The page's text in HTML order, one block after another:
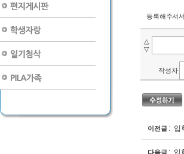
등록해주셔
△
▽
작성자
이전글: 입
다음글: 입